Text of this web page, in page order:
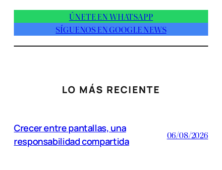
ÚNETE EN WHATSAPP
SÍGUENOS EN GOOGLE NEWS
LO MÁS RECIENTE
Crecer entre pantallas, una
responsabilidad compartida
06/08/2026